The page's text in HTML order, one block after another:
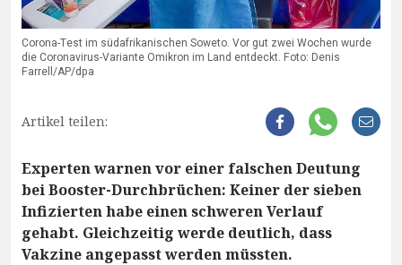
Corona-Test im südafrikanischen Soweto. Vor gut zwei Wochen wurde
die Coronavirus-Variante Omikron im Land entdeckt. Foto: Denis
Farrell/AP/dpa
Artikel teilen:
Experten warnen vor einer falschen Deutung
bei Booster-Durchbrüchen: Keiner der sieben
Infizierten habe einen schweren Verlauf
gehabt. Gleichzeitig werde deutlich, dass
Vakzine angepasst werden müssten.